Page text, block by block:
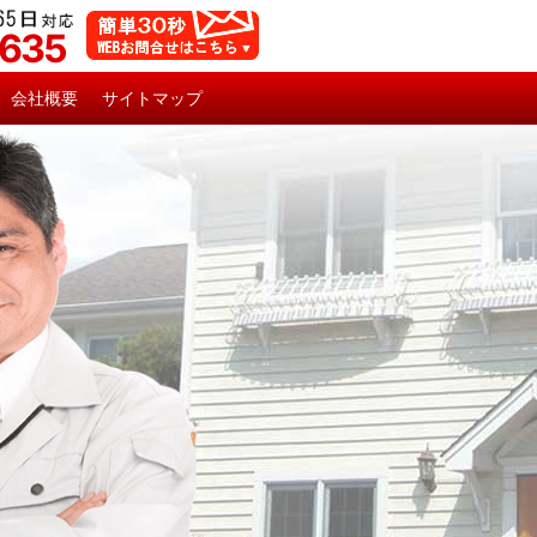
会社概要 サイトマップ